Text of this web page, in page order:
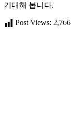
기대해 봅니다.
Post Views: 2,766